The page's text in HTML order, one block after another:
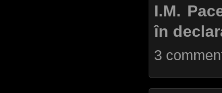
I.M.
în
3